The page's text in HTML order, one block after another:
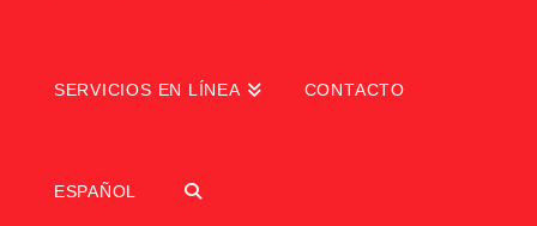
SERVICIOS EN LÍNEA CONTACTO
ESPAÑOL